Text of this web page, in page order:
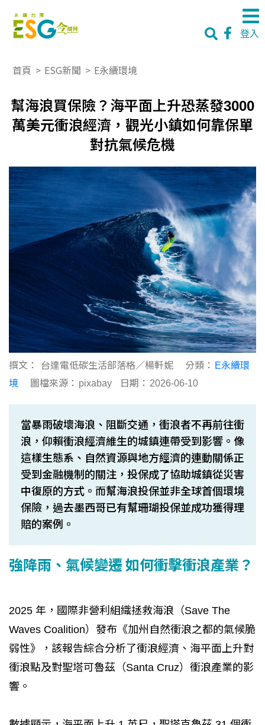
登入
首頁 > ESG新聞 > E永續環境
幫海浪買保險？海平面上升恐蒸發3000
萬美元衝浪經濟，觀光小鎮如何靠保單
對抗氣候危機
撰文： 台達電低碳生活部落格／楊軒妮 分類：
E永續環
境
圖檔來源： pixabay 日期： 2026-06-10
當暴雨破壞海浪、阻斷交通，衝浪者不再前往衝
浪，仰賴衝浪經濟維生的城鎮連帶受到影響。像
這樣生態系、自然資源與地方經濟的連動關係正
受到金融機制的關注，投保成了協助城鎮從災害
中復原的方式。而幫海浪投保並非全球首個環境
保險，過去墨西哥已有幫珊瑚投保並成功獲得理
賠的案例。
強降雨、氣候變遷 如何衝擊衝浪產業？
2025 年，國際非營利組織拯救海浪（Save The
Waves Coalition）發布《加州自然衝浪之都的氣候脆
弱性》，該報告綜合分析了衝浪經濟、海平面上升對
衝浪點及對聖塔可魯茲（Santa Cruz）衝浪產業的影
響。